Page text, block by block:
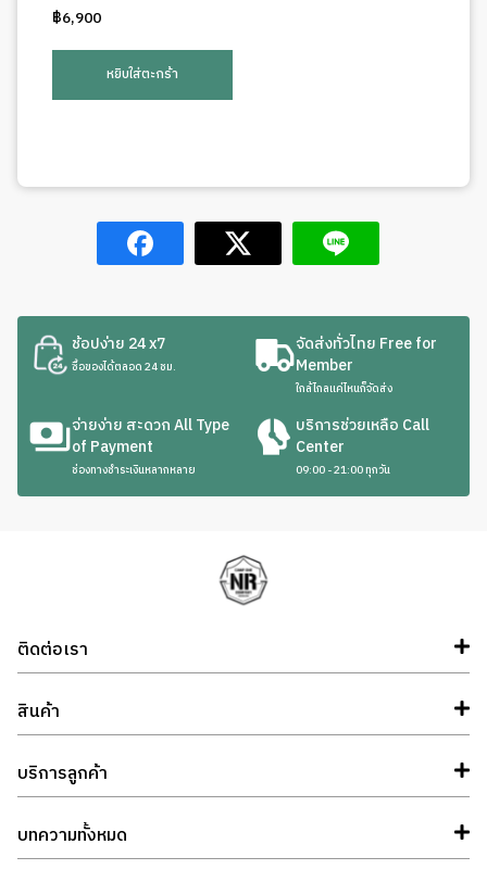
฿6,900
หยิบใส่ตะกร้า
ช้อปง่าย 24 x7
ซื้อของได้ตลอด 24 ชม.
จัดส่งทั่วไทย Free for
Member
ใกล้ไกลแค่ไหนก็จัดส่ง
จ่ายง่าย สะดวก All Type
of Payment
ช่องทางชำระเงินหลากหลาย
บริการช่วยเหลือ Call
Center
09:00 - 21:00 ทุกวัน
ติดต่อเรา
สินค้า
บริการลูกค้า
บทความทั้งหมด